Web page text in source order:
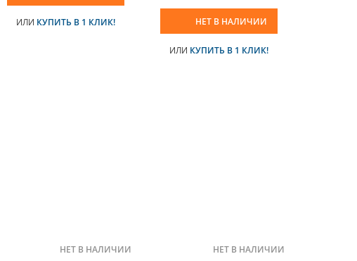
ИЛИ КУПИТЬ В 1 КЛИК! НЕТ В НАЛИЧИИ
ИЛИ КУПИТЬ В 1 КЛИК!
НЕТ В НАЛИЧИИ НЕТ В НАЛИЧИИ